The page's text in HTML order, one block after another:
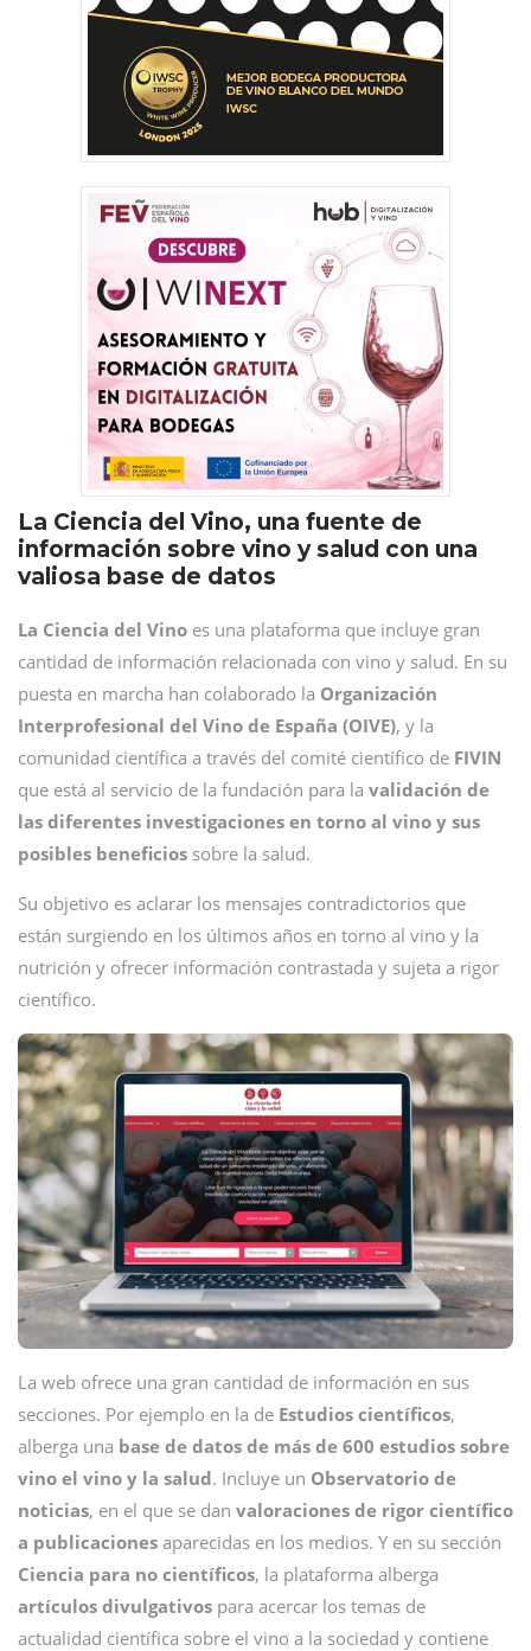
La Ciencia del Vino, una fuente de
información sobre vino y salud con una
valiosa base de datos
La Ciencia del Vino es una plataforma que incluye gran
cantidad de información relacionada con vino y salud. En su
puesta en marcha han colaborado la Organización
Interprofesional del Vino de España (OIVE), y la
comunidad científica a través del comité científico de FIVIN
que está al servicio de la fundación para la validación de
las diferentes investigaciones en torno al vino y sus
posibles beneficios sobre la salud.
Su objetivo es aclarar los mensajes contradictorios que
están surgiendo en los últimos años en torno al vino y la
nutrición y ofrecer información contrastada y sujeta a rigor
científico.
La web ofrece una gran cantidad de información en sus
secciones. Por ejemplo en la de Estudios científicos,
alberga una base de datos de más de 600 estudios sobre
vino el vino y la salud. Incluye un Observatorio de
noticias, en el que se dan valoraciones de rigor científico
a publicaciones aparecidas en los medios. Y en su sección
Ciencia para no científicos, la plataforma alberga
artículos divulgativos para acercar los temas de
actualidad científica sobre el vino a la sociedad y contiene